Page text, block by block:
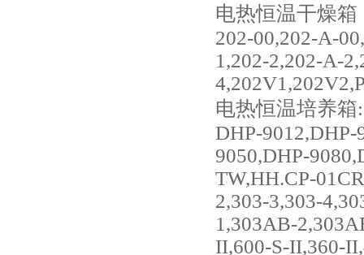
电热恒温干燥箱
202-00,202-A-
1,202-2,202-A-
电热恒温培养箱:
DHP-9012,DHP-
9050,DHP-
TW,HH.CP-
2,303-3,303-
1,303AB-
II,600-S-II,360-